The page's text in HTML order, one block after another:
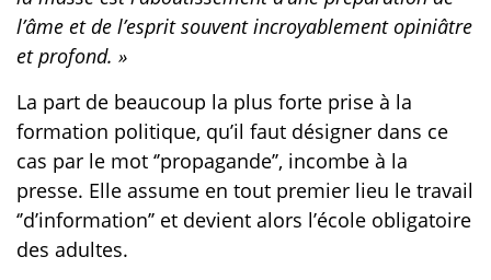
l’âme et de l’esprit souvent incroyablement opiniâtre
et profond. »
La part de beaucoup la plus forte prise à la
formation politique, qu’il faut désigner dans ce
cas par le mot ‘’propagande’’, incombe à la
presse. Elle assume en tout premier lieu le travail
‘’d’information’’ et devient alors l’école obligatoire
des adultes.